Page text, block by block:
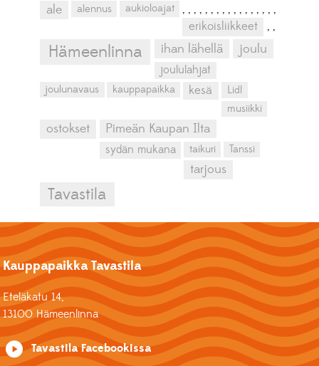
ale ,
alennus ,
aukioloajat ,
erikoisliikkeet
,
Hämeenlinna
,
ihan lähellä
,
joulu
,
joululahjat
,
joulunavaus
,
kauppapaikka
,
kesä
,
Lidl
,
musiikki
,
ostokset
,
Pimeän Kaupan Ilta
,
sydän mukana
,
taikuri
,
Tanssi
,
tarjous
,
Tavastila
Kauppapaikka Tavastila
Eteläkatu 14,
13100 Hämeenlinna
Tavastila Facebookissa